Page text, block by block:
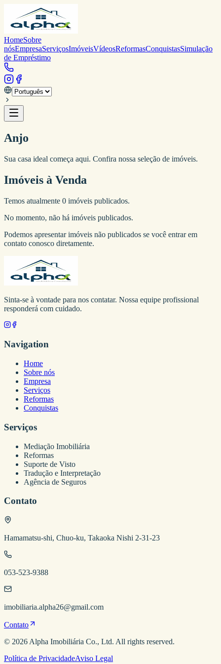
HomeSobre
nósEmpresaServiçosImóveisVídeosReformasConquistasSimulação
de Empréstimo
Anjo
Sua casa ideal começa aqui. Confira nossa seleção de imóveis.
Imóveis à Venda
Temos atualmente 0 imóveis publicados.
No momento, não há imóveis publicados.
Podemos apresentar imóveis não publicados se você entrar em
contato conosco diretamente.
Sinta-se à vontade para nos contatar. Nossa equipe profissional
responderá com cuidado.
Navigation
Home
Sobre nós
Empresa
Serviços
Reformas
Conquistas
Serviços
Mediação Imobiliária
Reformas
Suporte de Visto
Tradução e Interpretação
Agência de Seguros
Contato
Hamamatsu-shi, Chuo-ku, Takaoka Nishi 2-31-23
053-523-9388
imobiliaria.alpha26@gmail.com
Contato
© 2026 Alpha Imobiliária Co., Ltd. All rights reserved.
Política de PrivacidadeAviso Legal